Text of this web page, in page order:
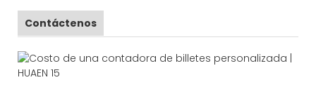
Contáctenos